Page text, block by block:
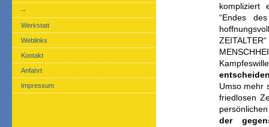
kompliziert
“Endes
Umso mehr
friedlosen
persönlichen
der
--
Werkstatt
Weblinks
Kontakt
Anfahrt
Impressum